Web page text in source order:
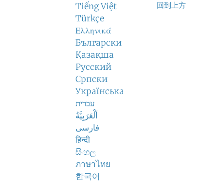
Tiếng Việt
Türkçe
Ελληνικά
Български
Қазақша
Русский
Српски
Українська
עברית
اَلْعَرَبِيَّةُ
فارسی
हिन्दी
සිංහල
ภาษาไทย
한국어
回到上方